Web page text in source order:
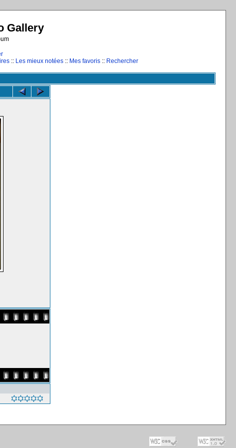
Gallery
:: Les mieux notées :: Mes favoris :: Rechercher